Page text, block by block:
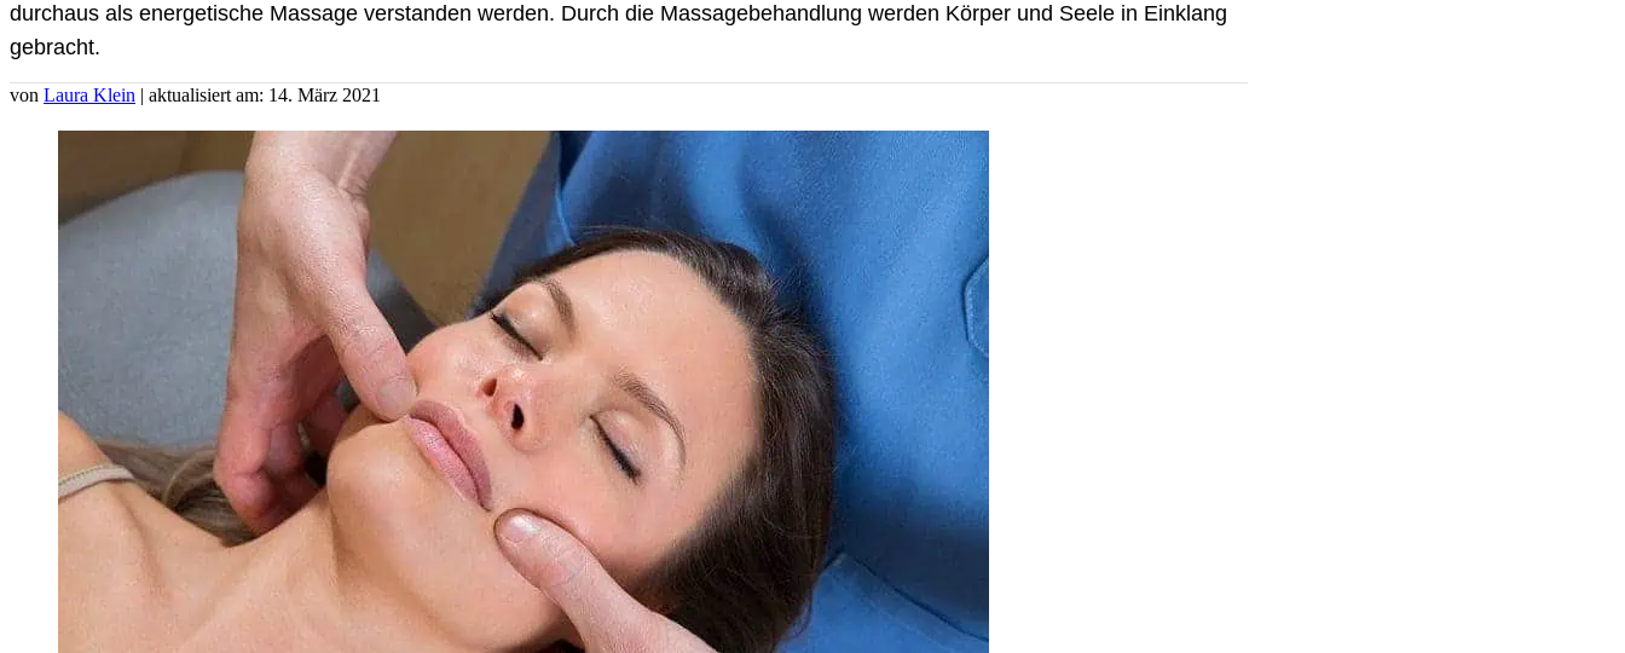
durchaus als energetische Massage verstanden werden. Durch die Massagebehandlung werden Körper und Seele in Einklang
gebracht.
von Laura Klein | aktualisiert am: 14. März 2021